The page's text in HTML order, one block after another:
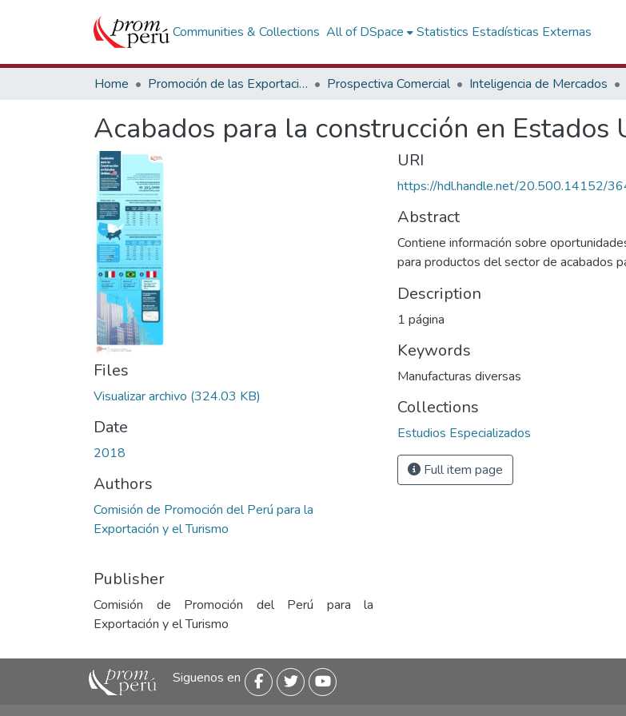
Communities & Collections All of DSpace Statistics Estadísticas Externas
Home Promoción de las Exportaciones Prospectiva Comercial Inteligencia de Mercados
Acabados para la construcción en Estados
Files
Visualizar archivo (324.03 KB)
Date
2018
Authors
Comisión de Promoción del Perú para la
Exportación y el Turismo
Publisher
Comisión de Promoción del Perú para la
Exportación y el Turismo
URI
https://hdl.handle.net/20.500.14152/
Abstract
Contiene información sobre
para productos del sector de acabados
Description
1 página
Keywords
Manufacturas diversas
Collections
Estudios Especializados
Full item page
Siguenos en